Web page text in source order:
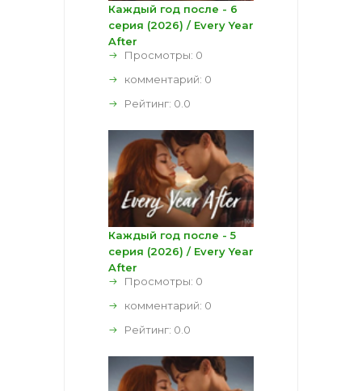
Каждый год после - 6
серия (2026) / Every Year
After
Просмотры: 0
комментарий: 0
Рейтинг: 0.0
Каждый год после - 5
серия (2026) / Every Year
After
Просмотры: 0
комментарий: 0
Рейтинг: 0.0